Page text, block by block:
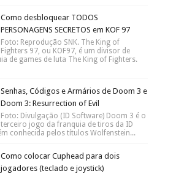
Como desbloquear TODOS
PERSONAGENS SECRETOS em KOF 97
Foto: Reprodução SNK. The King of
Fighters 97, ou KOF97, é um divisor de
de games de luta The King of Fighters.
Senhas, Códigos e Armários de Doom 3 e
Doom 3: Resurrection of Evil
Foto: Divulgação (ID Software) Doom 3 é o
terceiro jogo da franquia de tiros da ID
conhecida pelos títulos Wolfenstein...
Como colocar Cuphead para dois
jogadores (teclado e joystick)